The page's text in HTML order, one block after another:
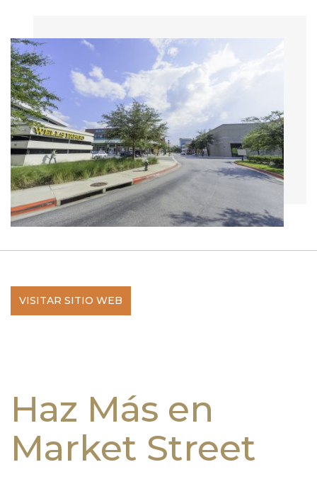
VISITAR SITIO WEB
Haz Más en
Market Street